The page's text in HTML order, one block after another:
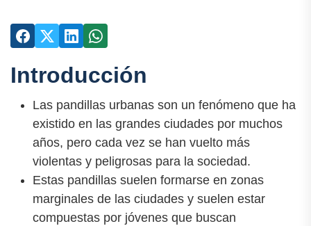
Introducción
Las pandillas urbanas son un fenómeno que ha
existido en las grandes ciudades por muchos
años, pero cada vez se han vuelto más
violentas y peligrosas para la sociedad.
Estas pandillas suelen formarse en zonas
marginales de las ciudades y suelen estar
compuestas por jóvenes que buscan